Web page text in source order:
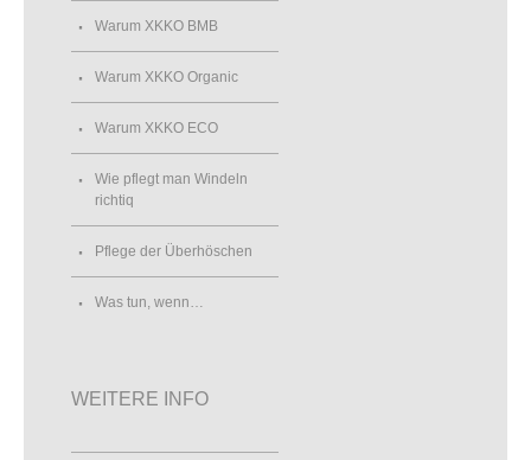
Warum XKKO BMB
Warum XKKO Organic
Warum XKKO ECO
Wie pflegt man Windeln
richtiq
Pflege der Überhöschen
Was tun, wenn…
WEITERE INFO